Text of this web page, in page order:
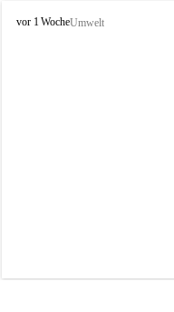
V
vor 1 WocheUmwelt